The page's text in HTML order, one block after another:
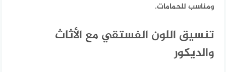
ومناسب للحمامات.
تنسيق اللون الفستقي مع الأثاث
والديكور